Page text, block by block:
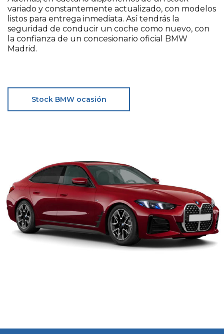
variado y constantemente actualizado, con modelos
listos para entrega inmediata. Así tendrás la
seguridad de conducir un coche como nuevo, con
la confianza de un concesionario oficial BMW
Madrid.
Stock BMW ocasión